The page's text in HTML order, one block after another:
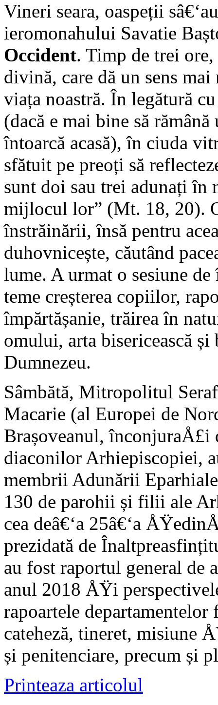
Vineri seara, oaspeții
ieromonahului Savatie
Occident. Timp de trei
divină, care dă un sens
viața noastră. În legătură
(dacă e mai bine să
întoarcă acasă), în ciuda
sfătuit pe preoți să
sunt doi sau trei adunați în
mijlocul lor” (Mt. 18, 20).
înstrăinării, însă pentru
duhovnicește, căutând
lume. A urmat o sesiune
teme creșterea copiilor,
împărtășanie, trăirea în
omului, arta bisericească
Dumnezeu.
Sâmbătă, Mitropolitul
Macarie (al Europei de
Brașoveanul,
diaconilor Arhiepiscopiei,
membrii Adunării
130 de parohii și filii ale
cea deâ€‘a 25â€‘a
prezidată de
au fost raportul general de
anul 2018 ÅŸi
rapoartele
cateheză, tineret, misiune
și penitenciare, precum și
Printeaza articolul